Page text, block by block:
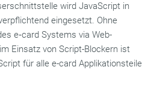
wird JavaScript in
eingesetzt. Ohne
e‑card Systems via Web-
Einsatz von Script-Blockern ist
für alle e-card Applikationsteile